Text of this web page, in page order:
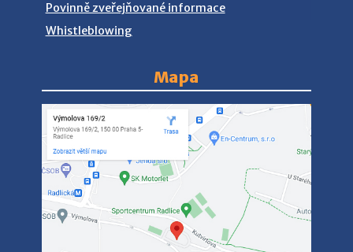
Povinně zveřejňované informace
Whistleblowing
Mapa